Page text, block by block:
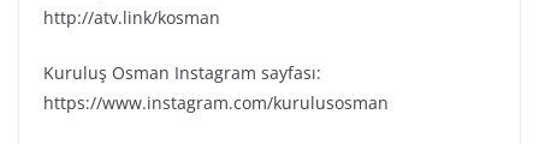
http://atv.link/kosman
Kuruluş Osman Instagram sayfası:
https://www.instagram.com/kurulusosman